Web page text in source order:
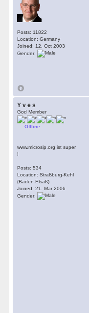
Posts: 11822
Location: Germany
Joined: 12. Oct 2003
Gender:
Y v e s
God Member
Offline
www.microsip.org ist super
!
Posts: 534
Location: Straßburg-Kehl
(Baden-Elsaß)
Joined: 21. Mar 2006
Gender: